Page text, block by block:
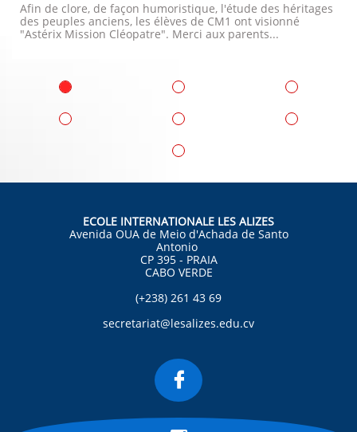
Afin de clore, de façon humoristique, l'étude des héritages
des peuples anciens, les élèves de CM1 ont visionné
"Astérix Mission Cléopatre". Merci aux parents...
ECOLE INTERNATIONALE LES ALIZES
Avenida OUA de Meio d'Achada de Santo
Antonio
CP 395 - PRAIA
CABO VERDE
(+238) 261 43 69
secretariat@lesalizes.edu.cv
